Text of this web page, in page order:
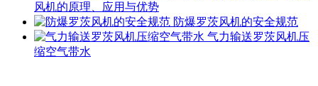
风机的原理、应用与优势
防爆罗茨风机的安全规范
气力输送罗茨风机压
缩空气带水